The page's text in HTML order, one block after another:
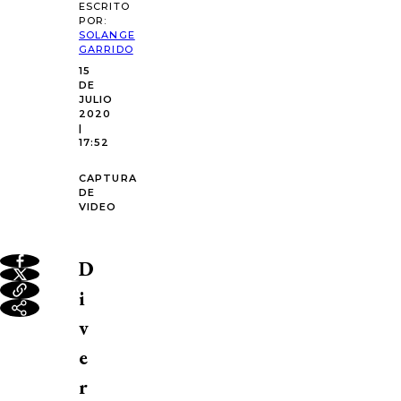
ESCRITO
POR:
SOLANGE
GARRIDO
15
DE
JULIO
2020
|
17:52
CAPTURA
DE
VIDEO
D
i
v
e
r